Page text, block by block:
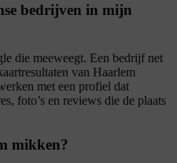
bedrijven in mijn
die meeweegt. Een bedrijf net
van Haarlem
met een profiel dat
foto’s en reviews die de plaats
mikken?